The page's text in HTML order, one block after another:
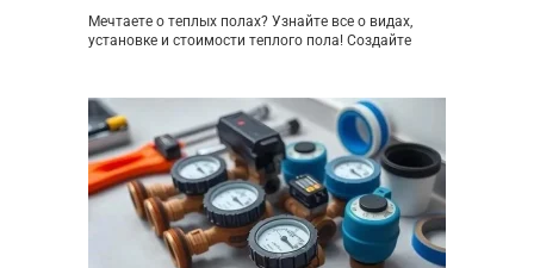
Мечтаете о теплых полах? Узнайте все о видах,
установке и стоимости теплого пола! Создайте